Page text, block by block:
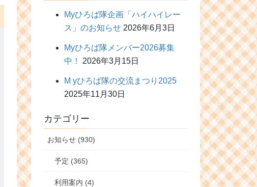
Myひろば隊企画「ハイハイレー
ス」のお知らせ 2026年6月3日
Myひろば隊メンバー2026募集
中！
2026年3月15日
M yひろば隊の交流まつり2025
2025年11月30日
カテゴリー
お知らせ (930)
予定 (365)
利用案内 (4)